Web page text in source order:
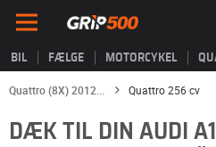
BIL FÆLGE MOTORCYKEL
Quattro (8X) 2012... Quattro 256 cv
DÆK TIL DIN AUDI